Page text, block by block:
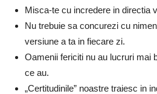
Misca-te cu incredere in directia
Nu trebuie sa concurezi cu
versiune a ta in fiecare zi.
Oamenii fericiti nu au lucruri mai
ce au.
„Certitudinile” noastre traiesc in